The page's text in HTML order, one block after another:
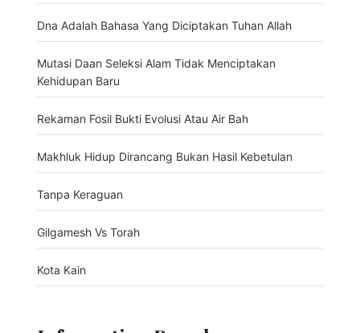
Dna Adalah Bahasa Yang Diciptakan Tuhan Allah
Mutasi Daan Seleksi Alam Tidak Menciptakan
Kehidupan Baru
Rekaman Fosil Bukti Evolusi Atau Air Bah
Makhluk Hidup Dirancang Bukan Hasil Kebetulan
Tanpa Keraguan
Gilgamesh Vs Torah
Kota Kain